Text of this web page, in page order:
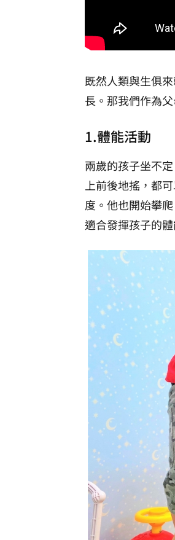
既然人類與生俱
長。那我們作為
1.體能活動
兩歲的孩子坐不
上前後地搖，都
度。他也開始攀
適合發揮孩子的體